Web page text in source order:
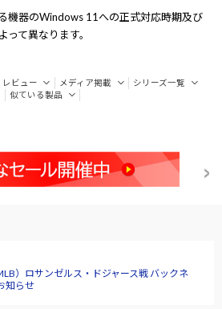
機器のWindows 11への正式対応時期及び
て異なります。
レビュー メディア掲載
シリーズ一覧
似ている製品
）ロサンゼルス・ドジャース戦 バックネ
知らせ